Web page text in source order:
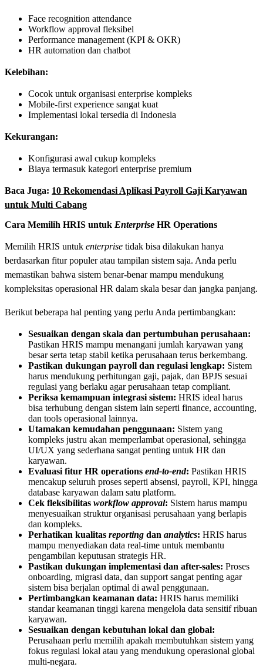
Face recognition attendance
Workflow approval fleksibel
Performance management (KPI & OKR)
HR automation dan chatbot
Kelebihan:
Cocok untuk organisasi enterprise kompleks
Mobile-first experience sangat kuat
Implementasi lokal tersedia di Indonesia
Kekurangan:
Konfigurasi awal cukup kompleks
Biaya termasuk kategori enterprise premium
Baca Juga: 10 Rekomendasi Aplikasi Payroll Gaji Karyawan
untuk Multi Cabang
Cara Memilih HRIS untuk Enterprise HR Operations
Memilih HRIS untuk enterprise tidak bisa dilakukan hanya
berdasarkan fitur populer atau tampilan sistem saja. Anda perlu
memastikan bahwa sistem benar-benar mampu mendukung
kompleksitas operasional HR dalam skala besar dan jangka panjang.
Berikut beberapa hal penting yang perlu Anda pertimbangkan:
Sesuaikan dengan skala dan pertumbuhan perusahaan:
Pastikan HRIS mampu menangani jumlah karyawan yang
besar serta tetap stabil ketika perusahaan terus berkembang.
Pastikan dukungan payroll dan regulasi lengkap: Sistem
harus mendukung perhitungan gaji, pajak, dan BPJS sesuai
regulasi yang berlaku agar perusahaan tetap compliant.
Periksa kemampuan integrasi sistem: HRIS ideal harus
bisa terhubung dengan sistem lain seperti finance, accounting,
dan tools operasional lainnya.
Utamakan kemudahan penggunaan: Sistem yang
kompleks justru akan memperlambat operasional, sehingga
UI/UX yang sederhana sangat penting untuk HR dan
karyawan.
Evaluasi fitur HR operations end-to-end: Pastikan HRIS
mencakup seluruh proses seperti absensi, payroll, KPI, hingga
database karyawan dalam satu platform.
Cek fleksibilitas workflow approval: Sistem harus mampu
menyesuaikan struktur organisasi perusahaan yang berlapis
dan kompleks.
Perhatikan kualitas reporting dan analytics: HRIS harus
mampu menyediakan data real-time untuk membantu
pengambilan keputusan strategis HR.
Pastikan dukungan implementasi dan after-sales: Proses
onboarding, migrasi data, dan support sangat penting agar
sistem bisa berjalan optimal di awal penggunaan.
Pertimbangkan keamanan data: HRIS harus memiliki
standar keamanan tinggi karena mengelola data sensitif ribuan
karyawan.
Sesuaikan dengan kebutuhan lokal dan global:
Perusahaan perlu memilih apakah membutuhkan sistem yang
fokus regulasi lokal atau yang mendukung operasional global
multi-negara.